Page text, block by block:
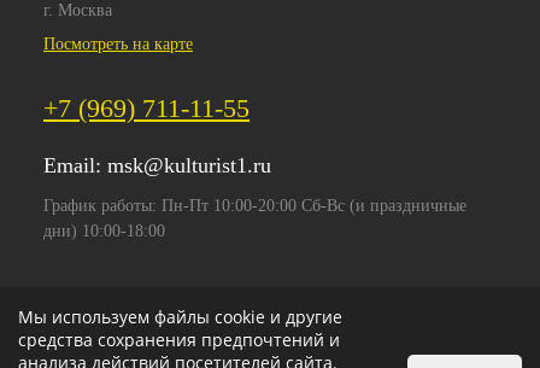
г. Москва
Посмотреть на карте
+7 (969) 711-11-55
Email: msk@kulturist1.ru
График работы: Пн-Пт 10:00-20:00 Сб-Вс (и праздничные
дни) 10:00-18:00
Мы используем файлы cookie и другие
средства сохранения предпочтений и
анализа действий посетителей сайта.